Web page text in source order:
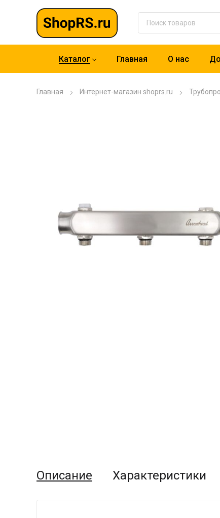
Каталог Главная О нас
Главная Интернет-магазин shoprs.ru
Описание Характеристики